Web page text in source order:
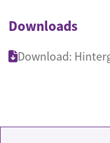
Downloads
Download: